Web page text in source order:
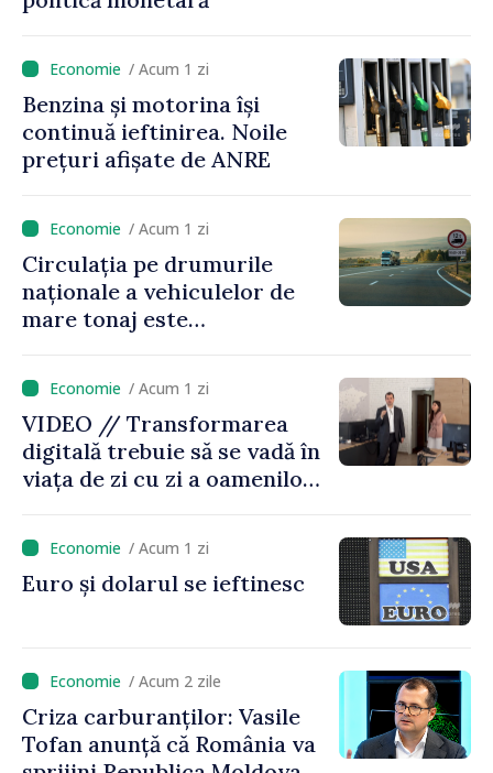
/ Acum 1 zi
Benzina și motorina își
continuă ieftinirea. Noile
prețuri afișate de ANRE
/ Acum 1 zi
Circulația pe drumurile
naționale a vehiculelor de
mare tonaj este
caniculă
/ Acum 1 zi
VIDEO // Transformarea
digitală trebuie să se vadă în
viața de zi cu zi a oamenilor
funcționează economia:
premierul Vasile Tofan, în
vizită la AGE
/ Acum 1 zi
Euro și dolarul se ieftinesc
/ Acum 2 zile
Criza carburanților: Vasile
Tofan anunță că România va